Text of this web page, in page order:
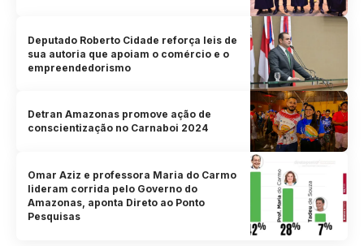
Deputado Roberto Cidade reforça leis de
sua autoria que apoiam o comércio e o
empreendedorismo
Detran Amazonas promove ação de
conscientização no Carnaboi 2024
Omar Aziz e professora Maria do Carmo
lideram corrida pelo Governo do
Amazonas, aponta Direto ao Ponto
Pesquisas